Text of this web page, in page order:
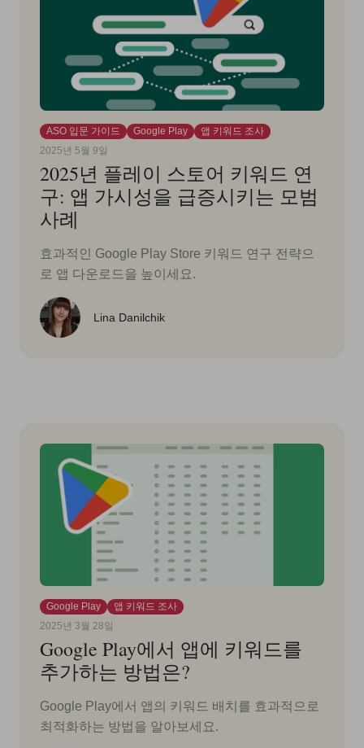
ASO 입문 가이드 Google Play
앱 키워드 조사
2025년 5월 9일
2025년 플레이 스토어 키워드 연
구: 앱 가시성을 급증시키는 모범
사례
효과적인 Google Play Store 키워드 연구 전략으
로 앱 다운로드을 높이세요.
Lina Danilchik
Google Play
앱 키워드 조사
2025년 3월 28일
Google Play에서 앱에 키워드를
추가하는 방법은?
Google Play에서 앱의 키워드 배치를 효과적으로
최적화하는 방법을 알아보세요.